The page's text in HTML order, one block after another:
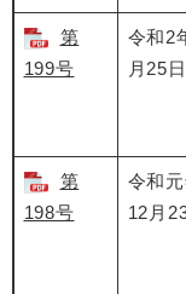
第
199号
令和2
月25日
第
198号
令和
12月